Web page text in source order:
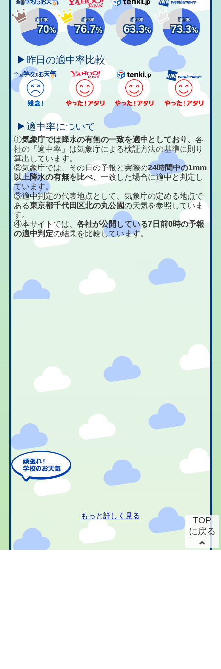
適中率
70%
適中率
76.7%
適中率
63.3%
適中率
73.3%
▶昨日の適中率比較
▶適中率について
①気象庁では降水の有無の一致を適中としており、各
社の「適中率」は気象庁による検証方法の基準に則り
算出しています。
②気象庁では、その日の予報と実際の24時間中の1mm
以上降水の有無を比べ、一致した場合に適中と判定し
ています。
③適中判定の代表地点として、気象庁の定める地点で
ある東京都千代田区北の丸公園の天気を参照していま
す。
④本サイトでは、各社が公開している7日前0時の予報
の適中判定の結果を比較しています。
もっと詳しく見る
TOP
に戻る